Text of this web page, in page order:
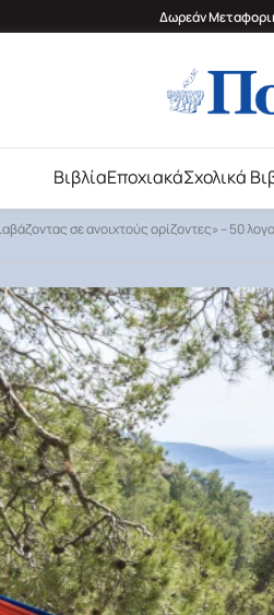
Δωρεάν
ΒιβλίαΕποχιακάΣχολικά
σε ανοιχτούς ορίζοντες» – 50